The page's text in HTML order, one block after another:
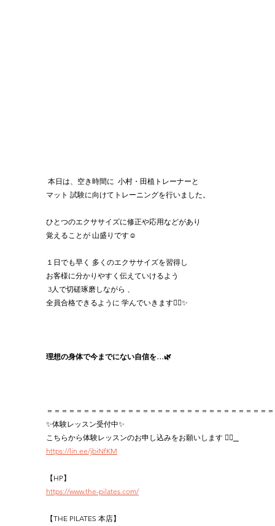
本日は、空き時間に  小村・田植トレーナーと
マット 試験に向けてトレーニングを行いました。
ひとつのエクササイズに修正や応用などがあり
覚えることが 山盛りです☺️
１日でも早く 多くのエクササイズを習得し
お客様に分かりやすく伝えていけるよう
3人で切磋琢磨しながら 、
全員合格できるように 学んでいきます✊🏻✨
理想の身体で今までにない自信を…🌿‬
＝＝＝＝＝＝＝＝＝＝＝＝＝＝＝＝＝＝＝＝＝＝＝＝＝＝＝＝＝＝
✨体験レッスン受付中✨
こちらから体験レッスンのお申し込みをお願いします 👉🏻
https://lin.ee/jbiNfKM
【HP】
https://www.the-pilates.com/
【THE PILATES 本店】